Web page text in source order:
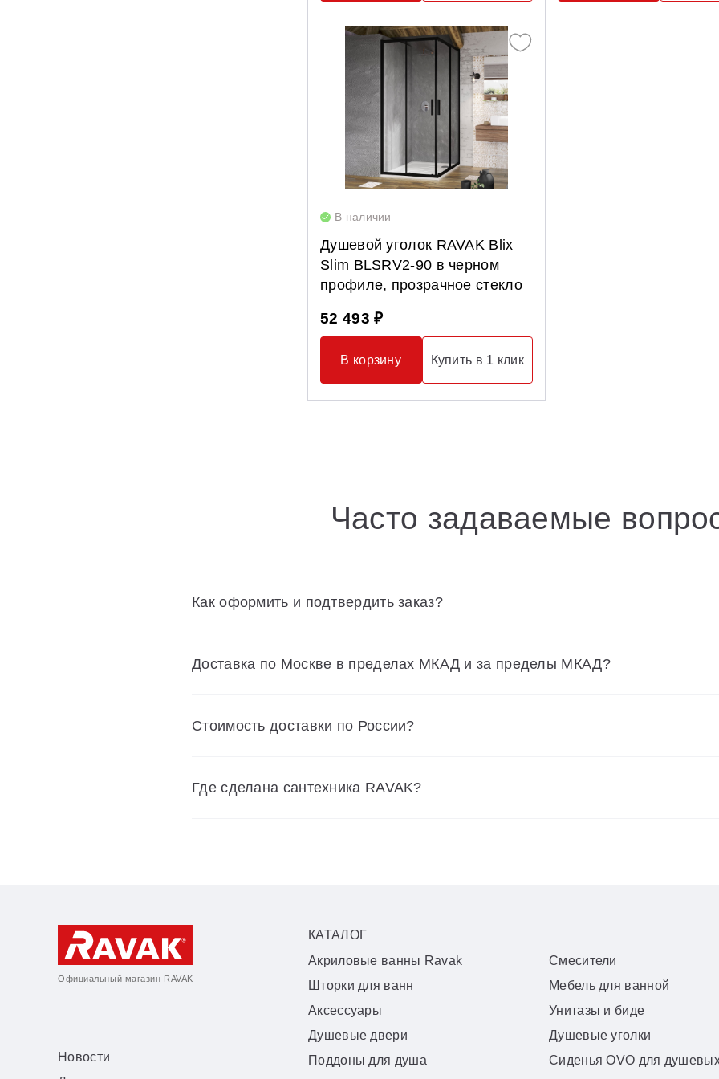
В наличии
Душевой уголок RAVAK Blix
Slim BLSRV2-90 в черном
профиле, прозрачное стекло
52 493 ₽
В корзину Купить в 1 клик
Часто задаваемые
Как оформить и подтвердить заказ?
Доставка по Москве в пределах МКАД и за пределы МКАД?
Cтоимость доставки по России?
Где сделана сантехника RAVAK?
Официальный магазин RAVAK
Новости
КАТАЛОГ
Акриловые ванны Ravak
Смесители
Шторки для ванн
Мебель для ванной
Аксессуары
Унитазы и биде
Душевые двери
Душевые уголки
Поддоны для душа
Сиденья OVO для